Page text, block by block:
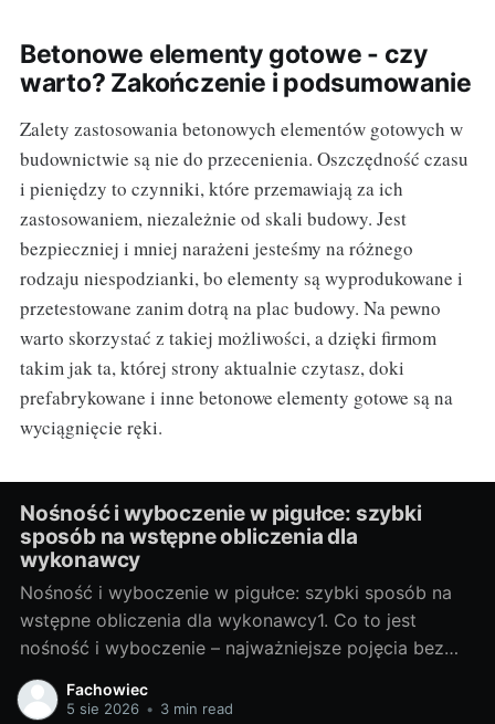
Betonowe elementy gotowe - czy
warto? Zakończenie i podsumowanie
Zalety zastosowania betonowych elementów gotowych w
budownictwie są nie do przecenienia. Oszczędność czasu
i pieniędzy to czynniki, które przemawiają za ich
zastosowaniem, niezależnie od skali budowy. Jest
bezpieczniej i mniej narażeni jesteśmy na różnego
rodzaju niespodzianki, bo elementy są wyprodukowane i
przetestowane zanim dotrą na plac budowy. Na pewno
warto skorzystać z takiej możliwości, a dzięki firmom
takim jak ta, której strony aktualnie czytasz, doki
prefabrykowane i inne betonowe elementy gotowe są na
wyciągnięcie ręki.
Nośność i wyboczenie w pigułce: szybki
sposób na wstępne obliczenia dla
wykonawcy
Nośność i wyboczenie w pigułce: szybki sposób na
wstępne obliczenia dla wykonawcy1. Co to jest
nośność i wyboczenie – najważniejsze pojęcia bez
żargonuNośność słupa to największa siła osiowa, jaką
przekrój i materiał przeniosą bez utraty stateczności.
Fachowiec
5 sie 2026 • 3 min read